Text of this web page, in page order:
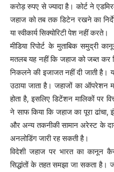
करोड़ रुपए से ज्यादा है। कोर्ट ने
जहाज को तब तक डिटेन रखने का
या स्वीकार्य सिक्योरिटी पेश नहीं करते।
मीडिया रिपोर्ट के मुताबिक समुद्री
मतलब यह नहीं कि जहाज को जब्त कर
निकलने की इजाजत नहीं दी जाती है।
उठाया जाता है। जहाजों का
होता है, इसलिए डिटेंशन मालिकों पर
ने साफ किया कि जहाज का पूरा
और अन्य तकनीकी सामान अरेस्ट के
अनलोडिंग जारी रह सकती है।
विदेशी जहाज पर भारत का कानून
सिद्धांतों के तहत समझा जा सकता है।